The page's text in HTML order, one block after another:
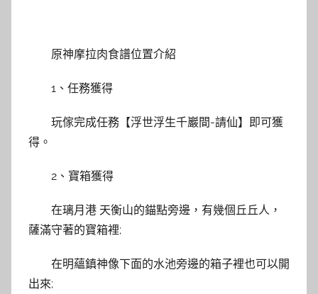
原神摩拉肉食譜位置介紹
1、任務獲得
玩傢完成任務【浮世浮生千巖間-請仙】即可獲
得。
2、寶箱獲得
在璃月港 天衡山的錨點旁邊，有幾個丘丘人，
薩滿守著的寶箱裡;
在明蘊鎮神像下面的水池旁邊的箱子裡也可以開
出來;